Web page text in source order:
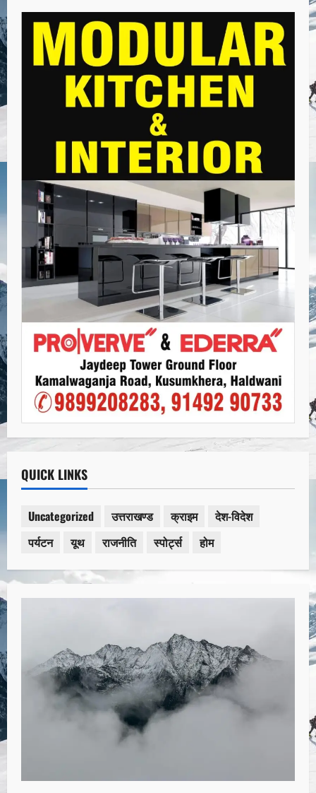
QUICK LINKS
Uncategorized उत्तराखण्ड क्राइम
देश-विदेश
पर्यटन
यूथ राजनीति स्पोर्ट्स होम